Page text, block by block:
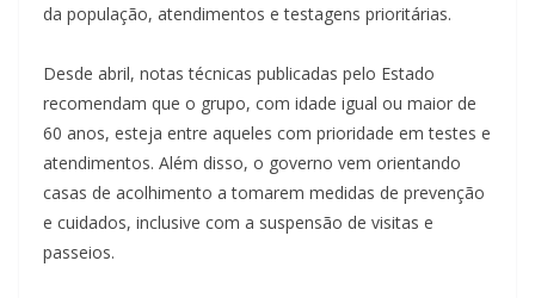
da população, atendimentos e testagens prioritárias.
Desde abril, notas técnicas publicadas pelo Estado
recomendam que o grupo, com idade igual ou maior de
60 anos, esteja entre aqueles com prioridade em testes e
atendimentos. Além disso, o governo vem orientando
casas de acolhimento a tomarem medidas de prevenção
e cuidados, inclusive com a suspensão de visitas e
passeios.